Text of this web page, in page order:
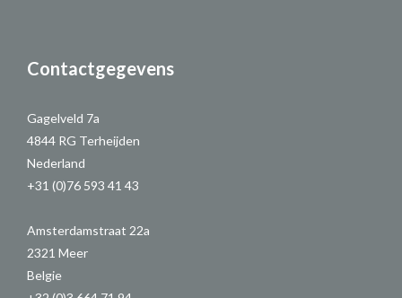
Contactgegevens
Gagelveld 7a
4844 RG Terheijden
Nederland
+31 (0)76 593 41 43
Amsterdamstraat 22a
2321 Meer
Belgie